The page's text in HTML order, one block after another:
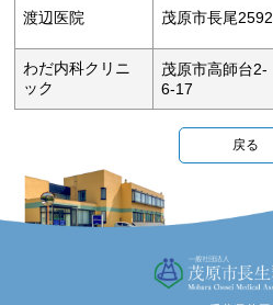
渡辺医院 茂原市長尾2592
わだ内科クリニ
ック
茂原市高師台2-
6-17
戻る